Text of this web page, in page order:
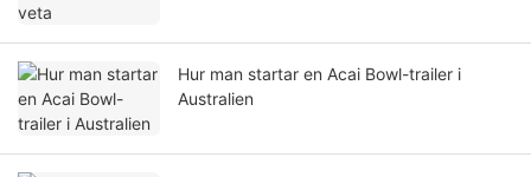
Hur man startar en Acai Bowl-trailer i
Australien